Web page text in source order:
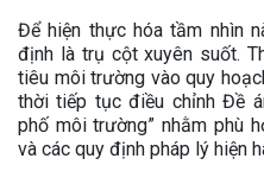
Để hiện thực hóa tầm nhìn
định là trụ cột xuyên suốt.
tiêu môi trường vào quy
thời tiếp tục điều chỉnh Đề
phố môi trường” nhằm phù
và các quy định pháp lý hiện